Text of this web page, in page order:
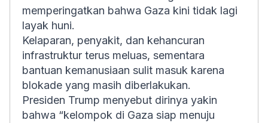
memperingatkan bahwa Gaza kini tidak lagi
layak huni.
Kelaparan, penyakit, dan kehancuran
infrastruktur terus meluas, sementara
bantuan kemanusiaan sulit masuk karena
blokade yang masih diberlakukan.
Presiden Trump menyebut dirinya yakin
bahwa “kelompok di Gaza siap menuju